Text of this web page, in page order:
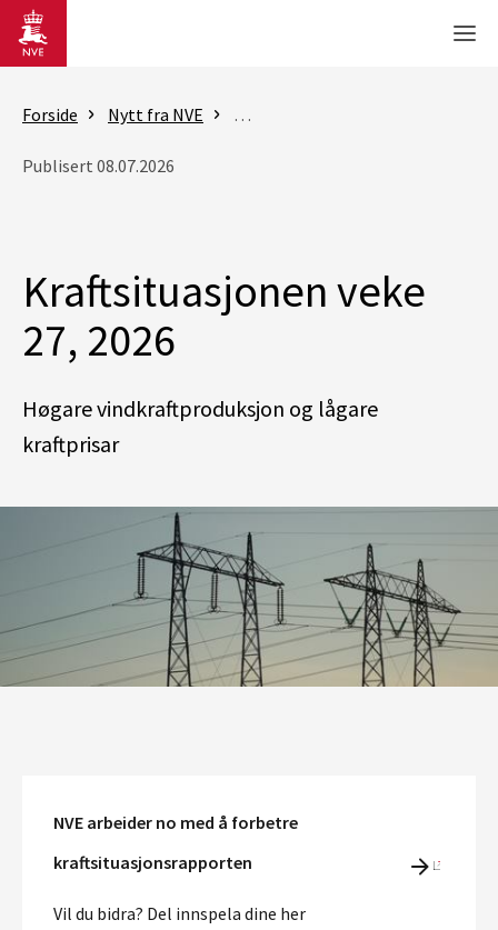
Gå til hovedinnhold
Forside Nytt fra NVE Rapporter - Kraftsituasjonen
Publisert 08.07.2026
Kraftsituasjonen veke
27, 2026
Høgare vindkraftproduksjon og lågare
kraftprisar
NVE arbeider no med å forbetre
kraftsituasjonsrapporten
Vil du bidra? Del innspela dine her